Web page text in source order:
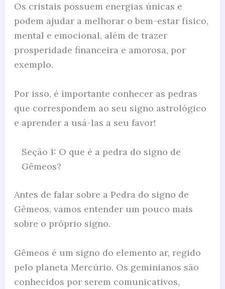
Os cristais possuem energias únicas e
podem ajudar a melhorar o bem-estar físico,
mental e emocional, além de trazer
prosperidade financeira e amorosa, por
exemplo.
Por isso, é importante conhecer as pedras
que correspondem ao seu signo astrológico
e aprender a usá-las a seu favor!
Seção 1: O que é a pedra do signo de
Gêmeos?
Antes de falar sobre a Pedra do signo de
Gêmeos, vamos entender um pouco mais
sobre o próprio signo.
Gêmeos é um signo do elemento ar, regido
pelo planeta Mercúrio. Os geminianos são
conhecidos por serem comunicativos,